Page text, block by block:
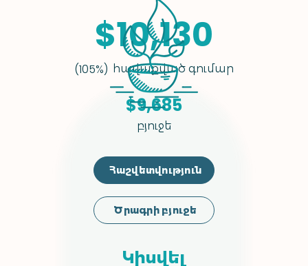
Հաշվետվություն
Ծրագրի բյուջե
(105%) հավաքված գումար
$10,130
բյուջե
$9,685
Կիսվել